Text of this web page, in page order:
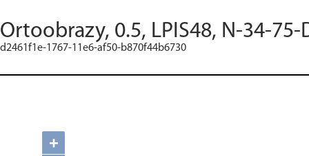
Ortoobrazy, 0.5, LPIS48, N-34-75-
d2461f1e-1767-11e6-af50-b870f44b6730
+